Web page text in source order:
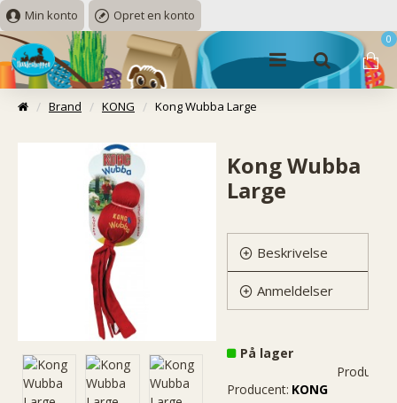
Min konto Opret en konto
0
Brand KONG Kong Wubba Large
Kong Wubba
Large
Beskrivelse
Anmeldelser
På lager
Producent: KONG